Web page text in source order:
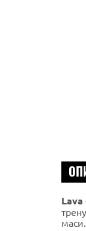
Lava